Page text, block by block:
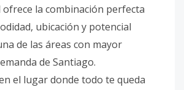
ofrece la combinación perfecta
ubicación y potencial
de las áreas con mayor
de Santiago.
el lugar donde todo te queda